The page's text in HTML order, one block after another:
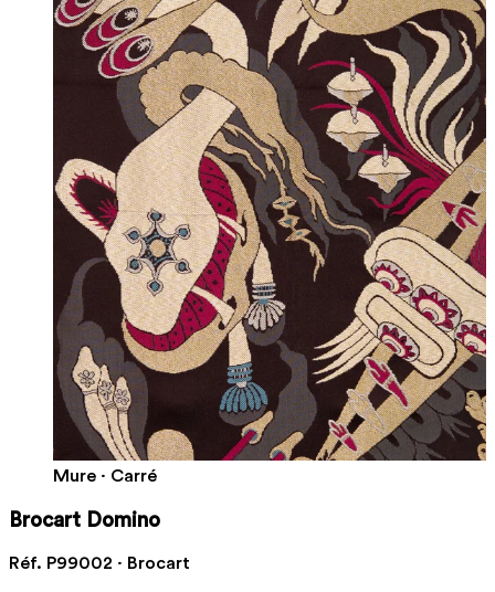
Mure · Carré
Brocart Domino
Réf. P99002 · Brocart